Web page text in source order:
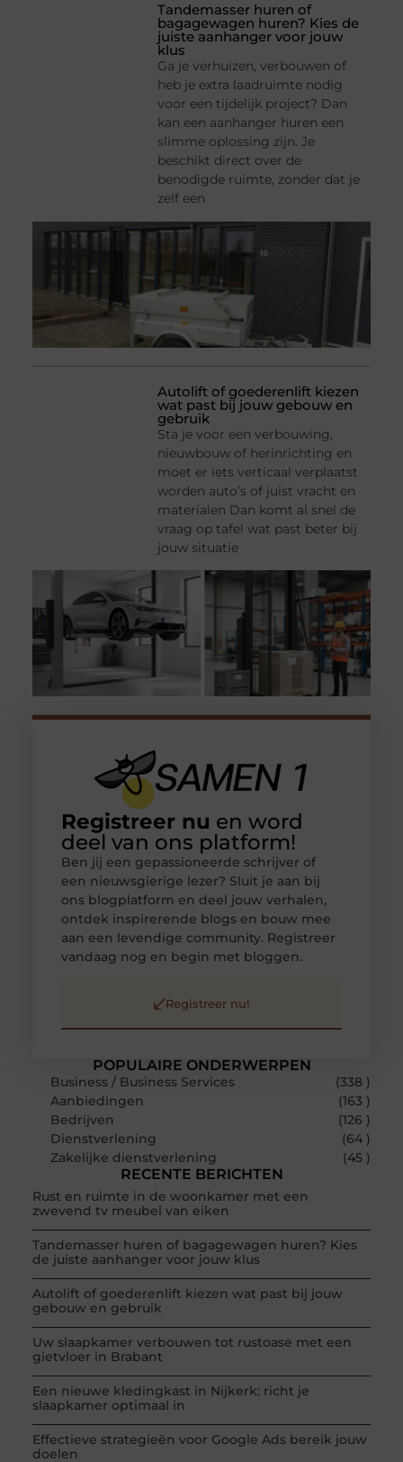
Tandemasser huren of
bagagewagen huren? Kies de
juiste aanhanger voor jouw
klus
Ga je verhuizen, verbouwen of
heb je extra laadruimte nodig
voor een tijdelijk project? Dan
kan een aanhanger huren een
slimme oplossing zijn. Je
beschikt direct over de
benodigde ruimte, zonder dat je
zelf een
Autolift of goederenlift kiezen
wat past bij jouw gebouw en
gebruik
Sta je voor een verbouwing,
nieuwbouw of herinrichting en
moet er iets verticaal verplaatst
worden auto’s of juist vracht en
materialen Dan komt al snel de
vraag op tafel wat past beter bij
jouw situatie
POPULAIRE ONDERWERPEN
Business / Business Services
(338 )
Aanbiedingen
(163 )
Bedrijven
(126 )
Dienstverlening
(64 )
Zakelijke dienstverlening
(45 )
RECENTE BERICHTEN
Rust en ruimte in de woonkamer met een
zwevend tv meubel van eiken
Tandemasser huren of bagagewagen huren? Kies
de juiste aanhanger voor jouw klus
Autolift of goederenlift kiezen wat past bij jouw
gebouw en gebruik
Uw slaapkamer verbouwen tot rustoase met een
gietvloer in Brabant
Een nieuwe kledingkast in Nijkerk: richt je
slaapkamer optimaal in
Effectieve strategieën voor Google Ads bereik jouw
doelen
Registreer nu en word
deel van ons platform!
Ben jij een gepassioneerde schrijver of
een nieuwsgierige lezer? Sluit je aan bij
ons blogplatform en deel jouw verhalen,
ontdek inspirerende blogs en bouw mee
aan een levendige community. Registreer
vandaag nog en begin met bloggen.
Registreer nu!